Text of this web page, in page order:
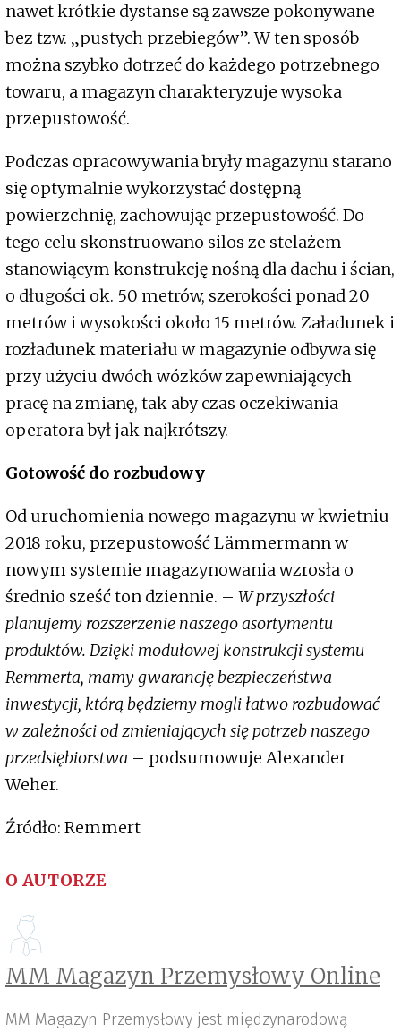
nawet krótkie dystanse są zawsze pokonywane
bez tzw. „pustych przebiegów”. W ten sposób
można szybko dotrzeć do każdego potrzebnego
towaru, a magazyn charakteryzuje wysoka
przepustowość.
Podczas opracowywania bryły magazynu starano
się optymalnie wykorzystać dostępną
powierzchnię, zachowując przepustowość. Do
tego celu skonstruowano silos ze stelażem
stanowiącym konstrukcję nośną dla dachu i ścian,
o długości ok. 50 metrów, szerokości ponad 20
metrów i wysokości około 15 metrów. Załadunek i
rozładunek materiału w magazynie odbywa się
przy użyciu dwóch wózków zapewniających
pracę na zmianę, tak aby czas oczekiwania
operatora był jak najkrótszy.
Gotowość do rozbudowy
Od uruchomienia nowego magazynu w kwietniu
2018 roku, przepustowość Lämmermann w
nowym systemie magazynowania wzrosła o
średnio sześć ton dziennie. – W przyszłości
planujemy rozszerzenie naszego asortymentu
produktów. Dzięki modułowej konstrukcji systemu
Remmerta, mamy gwarancję bezpieczeństwa
inwestycji, którą będziemy mogli łatwo rozbudować
w zależności od zmieniających się potrzeb naszego
przedsiębiorstwa – podsumowuje Alexander
Weher.
Źródło: Remmert
O AUTORZE
MM Magazyn Przemysłowy Online
MM Magazyn Przemysłowy jest międzynarodową